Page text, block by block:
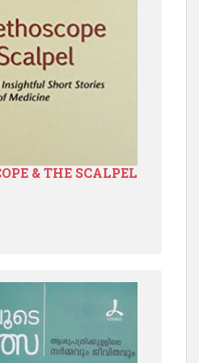
& THE SCALPEL